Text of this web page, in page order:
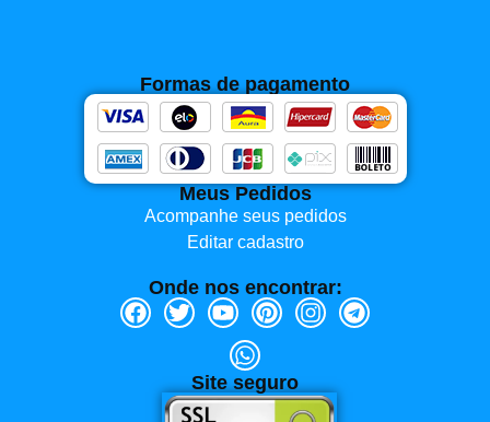
Formas de pagamento
Meus Pedidos
Acompanhe seus pedidos
Editar cadastro
Onde nos encontrar:
Site seguro